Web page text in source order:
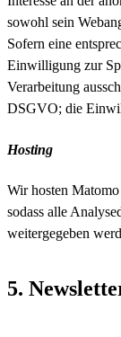
sowohl sein
Sofern eine
Einwilligung zur
Verarbeitung
DSGVO; die
Hosting
Wir hosten
sodass alle
weitergegeben
5.